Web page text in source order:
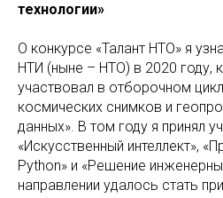
технологии»
О конкурсе «Талант НТО» я
НТИ (ныне – НТО) в 2020 году,
участвовал в отборочном
космических снимков и
данных». В том году я принял
«Искусственный интеллект»,
Python» и «Решение
направлении удалось стать